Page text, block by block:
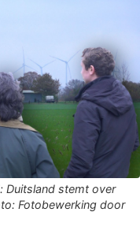
Duitsland stemt over
Fotobewerking door